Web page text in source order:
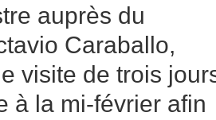
auprès du
Caraballo,
visite de trois
à la mi-février afin